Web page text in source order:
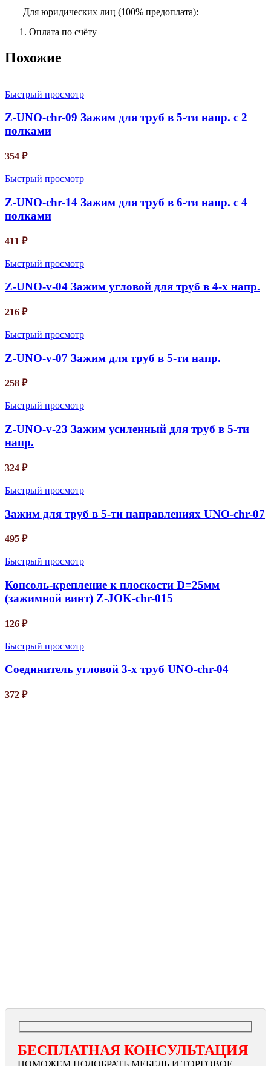
Для юридических лиц (100% предоплата):
Оплата по счёту
Похожие
Быстрый просмотр
Z-UNO-chr-09 Зажим для труб в 5-ти напр. с 2
полками
354 ₽
Быстрый просмотр
Z-UNO-chr-14 Зажим для труб в 6-ти напр. с 4
полками
411 ₽
Быстрый просмотр
Z-UNO-v-04 Зажим угловой для труб в 4-х напр.
216 ₽
Быстрый просмотр
Z-UNO-v-07 Зажим для труб в 5-ти напр.
258 ₽
Быстрый просмотр
Z-UNO-v-23 Зажим усиленный для труб в 5-ти
напр.
324 ₽
Быстрый просмотр
Зажим для труб в 5-ти направлениях UNO-chr-07
495 ₽
Быстрый просмотр
Консоль-крепление к плоскости D=25мм
(зажимной винт) Z-JOK-chr-015
126 ₽
Быстрый просмотр
Соединитель угловой 3-х труб UNO-chr-04
372 ₽
БЕСПЛАТНАЯ КОНСУЛЬТАЦИЯ